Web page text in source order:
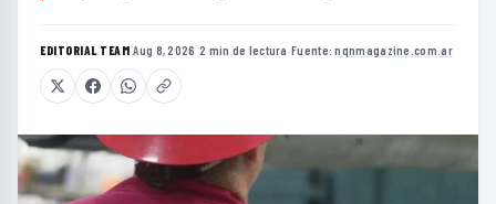
EDITORIAL TEAM·Aug 8, 2026 ·2 min de lectura ·Fuente:nqnmagazine.com.ar